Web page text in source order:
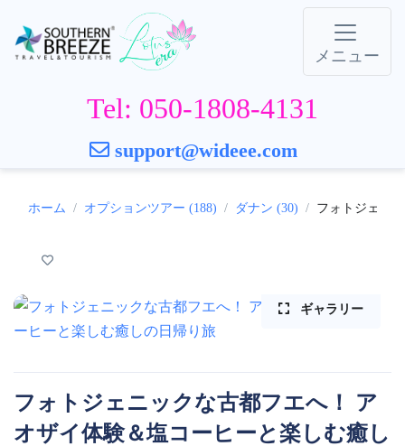
メニュー
Tel: 050-1808-4131
support@wideee.com
ホーム オプションツアー (188) ダナン (30) フォトジェニ
ギャラリー
フォトジェニックな古都フエへ！ ア
オザイ体験＆塩コーヒーと楽しむ癒し